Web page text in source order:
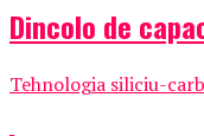
Dincolo de
Tehnologia siliciu-